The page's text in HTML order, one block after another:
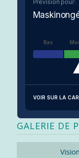
Prévision pour:
Bas
VOIR SUR LA
GALERIE DE